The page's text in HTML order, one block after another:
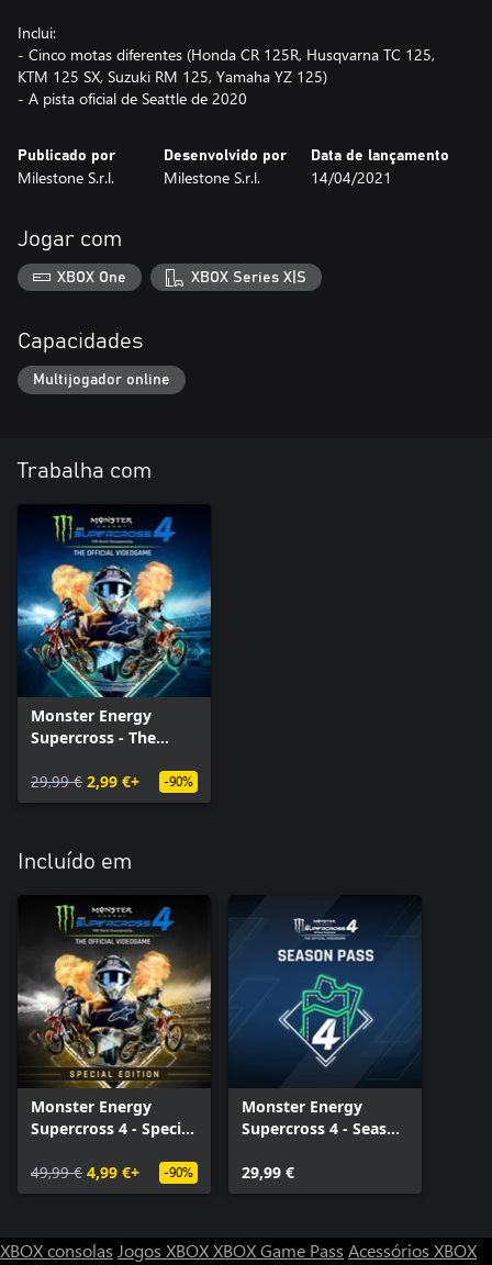
Inclui:
- Cinco motas diferentes (Honda CR 125R, Husqvarna TC 125,
KTM 125 SX, Suzuki RM 125, Yamaha YZ 125)
- A pista oficial de Seattle de 2020
Publicado por
Milestone S.r.l.
Desenvolvido por
Milestone S.r.l.
Data de lançamento
14/04/2021
Jogar com
XBOX One XBOX Series X|S
Capacidades
Multijogador online
Trabalha com
Monster Energy
Supercross - The
29,99 € 2,99 €+ -90%
Incluído em
Monster Energy
Supercross 4 - Special
49,99 € 4,99 €+ -90%
Monster Energy
Supercross 4 - Season
29,99 €
XBOX consolas Jogos XBOXXBOX Game Pass Acessórios XBOX